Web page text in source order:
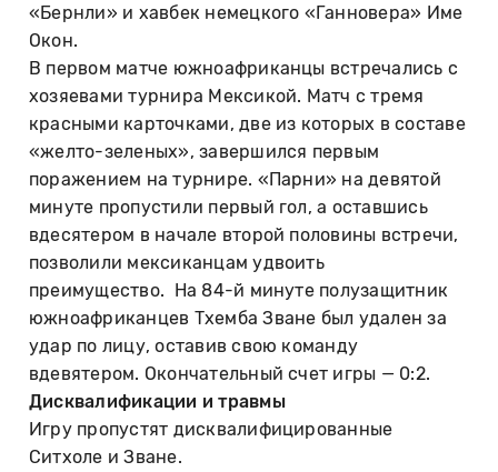
«Бернли» и хавбек немецкого «Ганновера» Име
Окон.
В первом матче южноафриканцы встречались с
хозяевами турнира Мексикой. Матч с тремя
красными карточками, две из которых в составе
«желто-зеленых», завершился первым
поражением на турнире. «Парни» на девятой
минуте пропустили первый гол, а оставшись
вдесятером в начале второй половины встречи,
позволили мексиканцам удвоить
преимущество. На 84-й минуте полузащитник
южноафриканцев Тхемба Зване был удален за
удар по лицу, оставив свою команду
вдевятером. Окончательный счет игры — 0:2.
Дисквалификации и травмы
Игру пропустят дисквалифицированные
Ситхоле и Зване.